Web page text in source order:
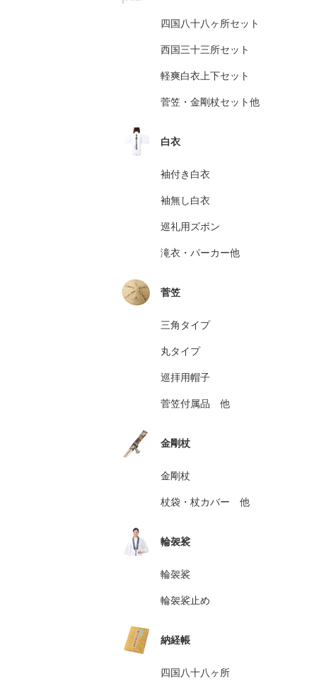
四国八十八ヶ所セット
西国三十三所セット
軽爽白衣上下セット
菅笠・金剛杖セット他
白衣
袖付き白衣
袖無し白衣
巡礼用ズボン
滝衣・パーカー他
菅笠
三角タイプ
丸タイプ
巡拝用帽子
菅笠付属品 他
金剛杖
金剛杖
杖袋・杖カバー 他
輪袈裟
輪袈裟
輪袈裟止め
納経帳
四国八十八ヶ所